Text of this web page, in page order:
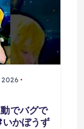
2026
でバグで
かぼうず